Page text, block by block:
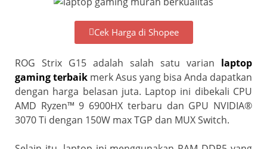
Cek Harga di Shopee
ROG Strix G15 adalah salah satu varian laptop
gaming terbaik merk Asus yang bisa Anda dapatkan
dengan harga belasan juta. Laptop ini dibekali CPU
AMD Ryzen™ 9 6900HX terbaru dan GPU NVIDIA®
3070 Ti dengan 150W max TGP dan MUX Switch.